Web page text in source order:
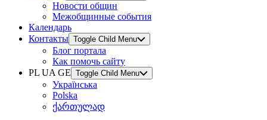
Новости общин
Межобщинные события
Календарь
Контакты Toggle Child Menu
Блог портала
Как помочь сайту
PL UA GE Toggle Child Menu
Українська
Polska
ქართულად